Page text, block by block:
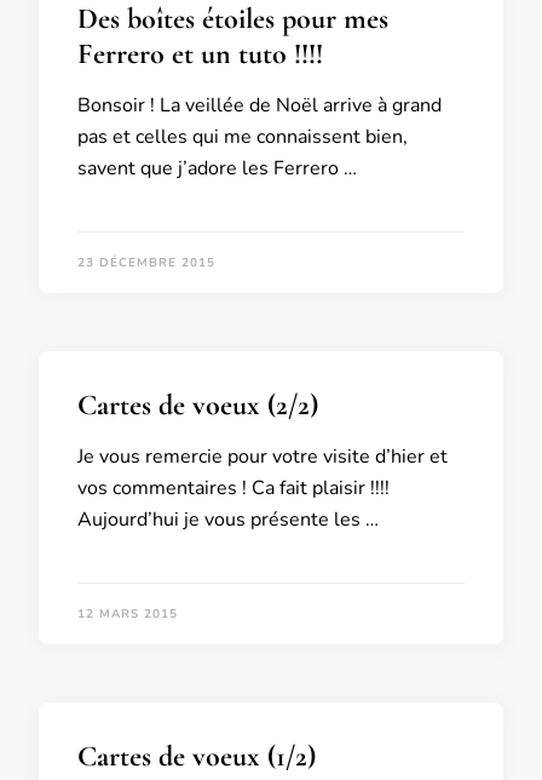
Des boîtes étoiles pour mes
Ferrero et un tuto !!!!
Bonsoir ! La veillée de Noël arrive à grand
pas et celles qui me connaissent bien,
savent que j’adore les Ferrero …
23 DÉCEMBRE 2015
Cartes de voeux (2/2)
Je vous remercie pour votre visite d’hier et
vos commentaires ! Ca fait plaisir !!!!
Aujourd’hui je vous présente les …
12 MARS 2015
Cartes de voeux (1/2)